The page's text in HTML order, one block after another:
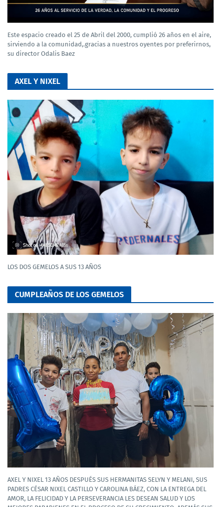
Este espacio creado el 25 de Abril del 2000, cumplió 26 años en el aire,
sirviendo a la comunidad,.gracias a nuestros oyentes por preferirnos,
su director Odalis Baez
AXEL Y NIXEL
LOS DOS GEMELOS A SUS 13 AÑOS
CUMPLEAÑOS DE LOS GEMELOS
AXEL Y NIXEL 13 AÑOS DESPUÉS SUS HERMANITAS SELYN Y MELANI, SUS
PADRES CÉSAR NIXEL CASTILLO Y CAROLINA BÁEZ, CON LA ENTREGA DEL
AMOR, LA FELICIDAD Y LA PERSEVERANCIA LES DESEAN SALUD Y LOS